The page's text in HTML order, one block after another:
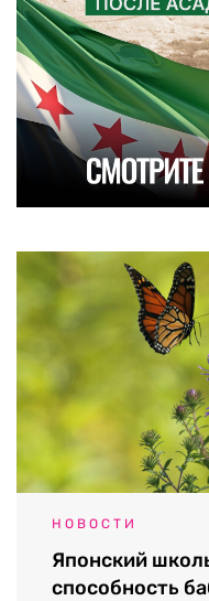
НОВОСТИ
Японский
способность